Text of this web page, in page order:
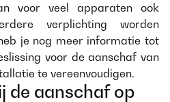
voor veel apparaten ook
verplichting worden
je nog meer informatie tot
voor de aanschaf van
te vereenvoudigen.
de aanschaf op